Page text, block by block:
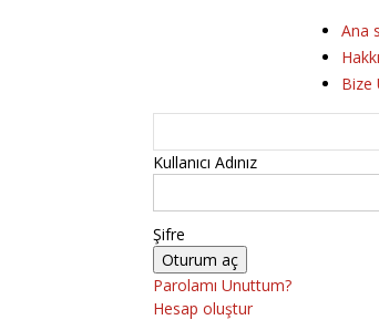
Ana
Bize
Kullanıcı Adınız
Şifre
Parolamı Unuttum?
Hesap oluştur